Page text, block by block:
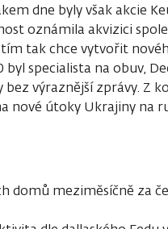
dne byly však akcie
oznámila akvizici
tím tak chce vytvořit
byl specialista na obuv,
výraznější zprávy. Z
nové útoky Ukrajiny na
domů meziměsíčně za